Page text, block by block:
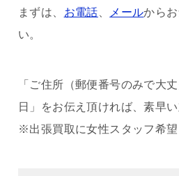
まずは、 お電話、 メールから
い。
「ご住所（郵便番号のみで大
日」をお伝え頂ければ、素早い
※出張買取に女性スタッフ希